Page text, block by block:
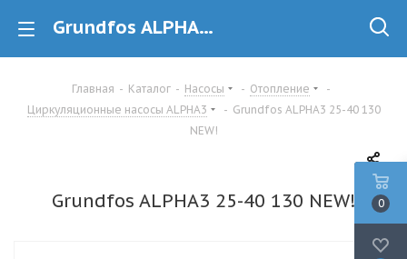
Grundfos ALPHA3 25-40 130 NEW! (99371952) циркуляционный насос купить в Минске
Главная - Каталог - Насосы - Отопление
-
Циркуляционные насосы ALPHA3
- Grundfos ALPHA3 25-40 130
NEW!
Grundfos ALPHA3 25-40 130 NEW! 0